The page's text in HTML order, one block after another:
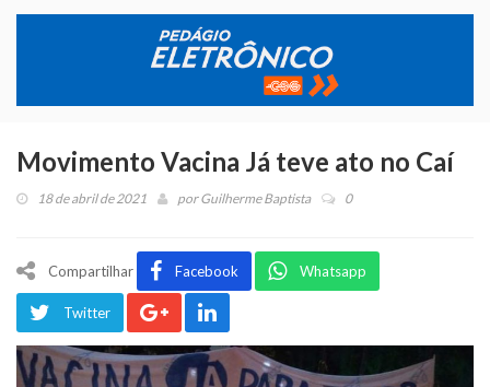
Movimento Vacina Já teve ato no Caí
18 de abril de 2021 porGuilherme Baptista 0
Compartilhar Facebook Whatsapp
Twitter